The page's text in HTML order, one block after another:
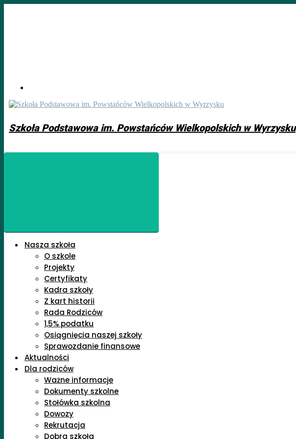
Szkoła Podstawowa im. Powstańców Wielkopolskich w Wyrzysku
Nasza szkoła
O szkole
Projekty
Certyfikaty
Kadra szkoły
Z kart historii
Rada Rodziców
1,5% podatku
Osiągnięcia naszej szkoły
Sprawozdanie finansowe
Aktualności
Dla rodziców
Ważne informacje
Dokumenty szkolne
Stołówka szkolna
Dowozy
Rekrutacja
Dobra szkoła